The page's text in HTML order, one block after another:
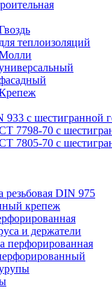
теплоизоляций
933 с шестигранной
7798-70 с
7805-70 с
DIN 975
крепеж
и держатели
перфорированная